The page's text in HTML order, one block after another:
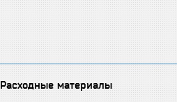
Расходные материалы